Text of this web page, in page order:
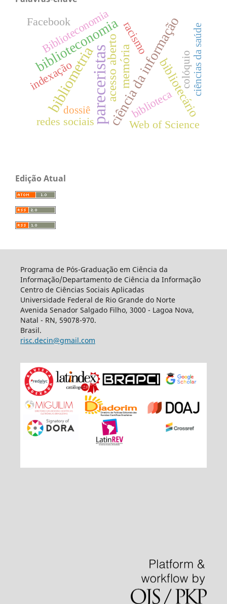
pareceristas
bibliometriaciência da informação
biblioteconomia
acesso aberto bibliotecário
memória
Biblioteconomia
Facebook racismo
biblioteca
Web of Science
redes sociais
indexação
dossiê
colóquiociências da saúde
Edição Atual
Programa de Pós-Graduação em Ciência da
Informação/Departamento de Ciência da Informação
Centro de Ciências Sociais Aplicadas
Universidade Federal de Rio Grande do Norte
Avenida Senador Salgado Filho, 3000 - Lagoa Nova,
Natal - RN, 59078-970.
Brasil.
risc.decin@gmail.com